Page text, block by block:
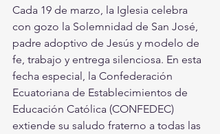
Cada 19 de marzo, la Iglesia celebra
con gozo la Solemnidad de San José,
padre adoptivo de Jesús y modelo de
fe, trabajo y entrega silenciosa. En esta
fecha especial, la Confederación
Ecuatoriana de Establecimientos de
Educación Católica (CONFEDEC)
extiende su saludo fraterno a todas las